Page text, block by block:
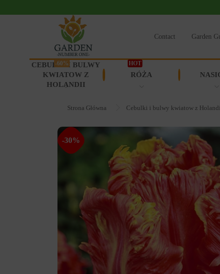
Contact Garden
CEBULKI I BULWY
KWIATOW Z
HOLANDII
-60%
RÓŻA
HOT
Strona Główna Cebulki i bulwy kwiatow z
-30%